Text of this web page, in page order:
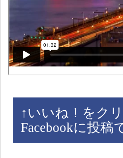
↑ いいね！をク
Facebookに投稿